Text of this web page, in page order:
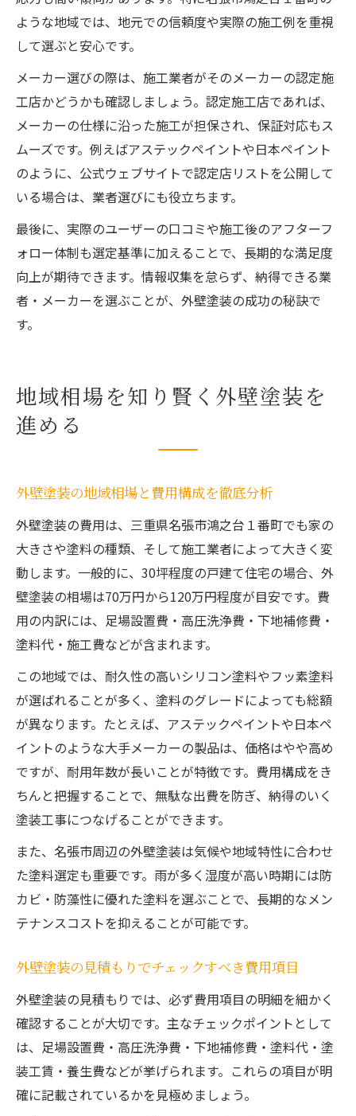
ような地域では、地元での信頼度や実際の施工例を重視
して選ぶと安心です。
メーカー選びの際は、施工業者がそのメーカーの認定施
工店かどうかも確認しましょう。認定施工店であれば、
メーカーの仕様に沿った施工が担保され、保証対応もス
ムーズです。例えばアステックペイントや日本ペイント
のように、公式ウェブサイトで認定店リストを公開して
いる場合は、業者選びにも役立ちます。
最後に、実際のユーザーの口コミや施工後のアフターフ
ォロー体制も選定基準に加えることで、長期的な満足度
向上が期待できます。情報収集を怠らず、納得できる業
者・メーカーを選ぶことが、外壁塗装の成功の秘訣で
す。
地域相場を知り賢く外壁塗装を
進める
外壁塗装の地域相場と費用構成を徹底分析
外壁塗装の費用は、三重県名張市鴻之台１番町でも家の
大きさや塗料の種類、そして施工業者によって大きく変
動します。一般的に、30坪程度の戸建て住宅の場合、外
壁塗装の相場は70万円から120万円程度が目安です。費
用の内訳には、足場設置費・高圧洗浄費・下地補修費・
塗料代・施工費などが含まれます。
この地域では、耐久性の高いシリコン塗料やフッ素塗料
が選ばれることが多く、塗料のグレードによっても総額
が異なります。たとえば、アステックペイントや日本ペ
イントのような大手メーカーの製品は、価格はやや高め
ですが、耐用年数が長いことが特徴です。費用構成をき
ちんと把握することで、無駄な出費を防ぎ、納得のいく
塗装工事につなげることができます。
また、名張市周辺の外壁塗装は気候や地域特性に合わせ
た塗料選定も重要です。雨が多く湿度が高い時期には防
カビ・防藻性に優れた塗料を選ぶことで、長期的なメン
テナンスコストを抑えることが可能です。
外壁塗装の見積もりでチェックすべき費用項目
外壁塗装の見積もりでは、必ず費用項目の明細を細かく
確認することが大切です。主なチェックポイントとして
は、足場設置費・高圧洗浄費・下地補修費・塗料代・塗
装工賃・養生費などが挙げられます。これらの項目が明
確に記載されているかを見極めましょう。